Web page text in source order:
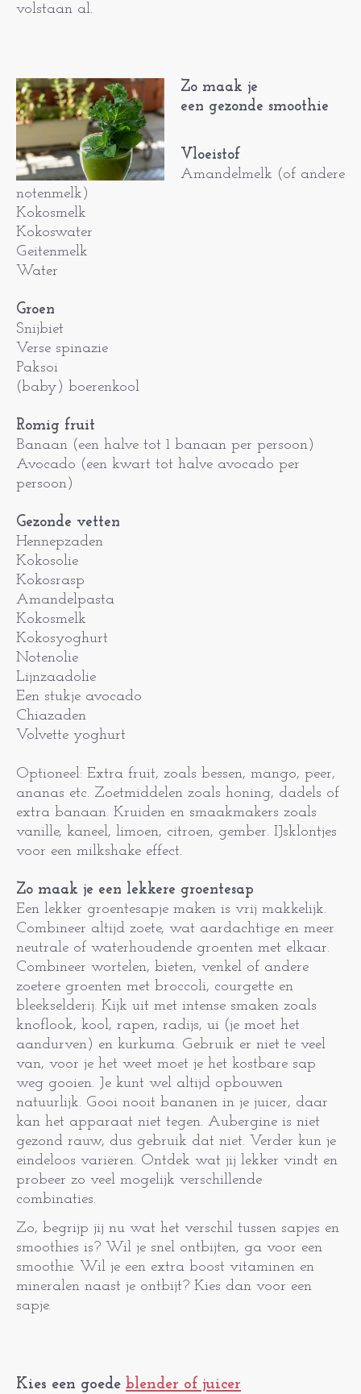
volstaan al.
Zo maak je
een gezonde smoothie
Vloeistof
Amandelmelk (of andere
notenmelk)
Kokosmelk
Kokoswater
Geitenmelk
Water
Groen
Snijbiet
Verse spinazie
Paksoi
(baby) boerenkool
Romig fruit
Banaan (een halve tot 1 banaan per persoon)
Avocado (een kwart tot halve avocado per
persoon)
Gezonde vetten
Hennepzaden
Kokosolie
Kokosrasp
Amandelpasta
Kokosmelk
Kokosyoghurt
Notenolie
Lijnzaadolie
Een stukje avocado
Chiazaden
Volvette yoghurt
Optioneel: Extra fruit, zoals bessen, mango, peer,
ananas etc. Zoetmiddelen zoals honing, dadels of
extra banaan. Kruiden en smaakmakers zoals
vanille, kaneel, limoen, citroen, gember. IJsklontjes
voor een milkshake effect.
Zo maak je een lekkere groentesap
Een lekker groentesapje maken is vrij makkelijk.
Combineer altijd zoete, wat aardachtige en meer
neutrale of waterhoudende groenten met elkaar.
Combineer wortelen, bieten, venkel of andere
zoetere groenten met broccoli, courgette en
bleekselderij. Kijk uit met intense smaken zoals
knoflook, kool, rapen, radijs, ui (je moet het
aandurven) en kurkuma. Gebruik er niet te veel
van, voor je het weet moet je het kostbare sap
weg gooien. Je kunt wel altijd opbouwen
natuurlijk. Gooi nooit bananen in je juicer, daar
kan het apparaat niet tegen. Aubergine is niet
gezond rauw, dus gebruik dat niet. Verder kun je
eindeloos variëren. Ontdek wat jij lekker vindt en
probeer zo veel mogelijk verschillende
combinaties.
Zo, begrijp jij nu wat het verschil tussen sapjes en
smoothies is? Wil je snel ontbijten, ga voor een
smoothie. Wil je een extra boost vitaminen en
mineralen naast je ontbijt? Kies dan voor een
sapje.
Kies een goede blender of juicer